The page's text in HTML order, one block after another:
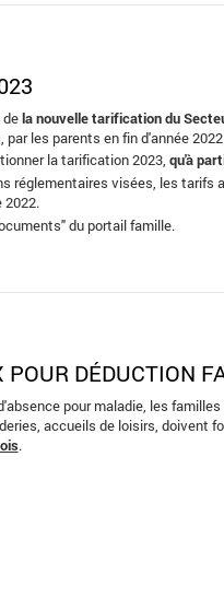
dela nouvelle tarification du
les parents en fin d'année
la tarification 2023, qu'à
réglementaires visées, les tarifs
2022.
du portail famille.
POUR DÉDUCTION
pour maladie, les
accueils de loisirs, doivent
.